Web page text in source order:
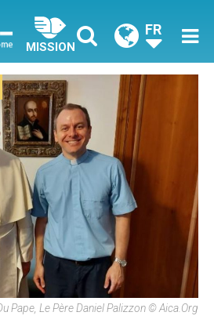
MISSION
FR
Pape, Le Père Daniel Palizzon © Aica.org